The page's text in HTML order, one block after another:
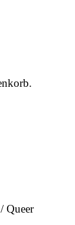
Queer